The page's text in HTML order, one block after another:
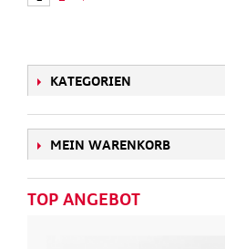
KATEGORIEN
MEIN WARENKORB
TOP ANGEBOT